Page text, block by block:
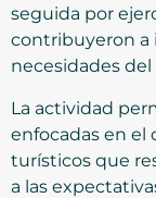
seguida por
contribuyeron a
necesidades del
La actividad
enfocadas en el
turísticos que
a las